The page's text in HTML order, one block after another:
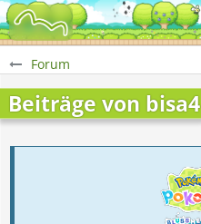
Forum
Beiträge von bisa4